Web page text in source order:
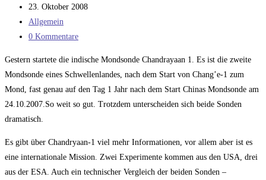
Autor:
Beitrag
veröffentlicht:
23. Oktober 2008
Beitrags-
Kategorie:
Allgemein
Beitrags-
0 Kommentare
Gestern startete die indische Mondsonde Chandrayaan 1. Es ist die zweite
Mondsonde eines Schwellenlandes, nach dem Start von Chang’e-1 zum
Mond, fast genau auf den Tag 1 Jahr nach dem Start Chinas Mondsonde am
24.10.2007.So weit so gut. Trotzdem unterscheiden sich beide Sonden
dramatisch.
Es gibt über Chandryaan-1 viel mehr Informationen, vor allem aber ist es
eine internationale Mission. Zwei Experimente kommen aus den USA, drei
aus der ESA. Auch ein technischer Vergleich der beiden Sonden –